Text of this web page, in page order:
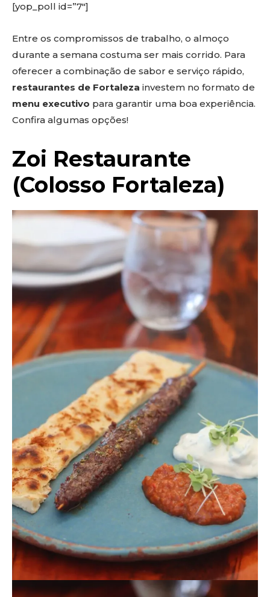
[yop_poll id=”7″]
Entre os compromissos de trabalho, o almoço
durante a semana costuma ser mais corrido. Para
oferecer a combinação de sabor e serviço rápido,
restaurantes de Fortaleza investem no formato de
menu executivo para garantir uma boa experiência.
Confira algumas opções!
Zoi Restaurante
(Colosso Fortaleza)